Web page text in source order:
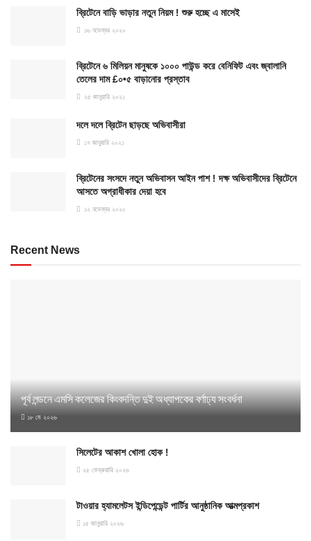
ব্রিটেনে বাড়ি ভাড়ার নতুন নিয়ম ! শুরু হচ্ছে এ মাসেই
১৬ নভেম্বর ২০২০
ব্রিটেনে ৬ মিলিয়ন মানুষকে ১০০০ পাউন্ড করে বেনিফিট এবং জ্বালানি
তেলের দাম £০•৫ বাড়ানোর প্রস্তাব
২৫ জানুয়ারি ২০২১
দলে দলে ব্রিটেন ছাড়ছে অভিবাসীরা
১৭ জানুয়ারি ২০২১
ব্রিটেনের সংসদে নতুন অভিবাসন আইন পাশ ! দক্ষ অভিবাসীদের ব্রিটেনে
আসতে অগ্রাধীকার দেয়া হবে
১২ নভেম্বর ২০২০
Recent News
পূর্ব লন্ডনে এমসি কলেজের কিংবদন্তি দুই অধ্যাপকের বর্ণাঢ্য সংবর্ধনা
১৮ মে ২০২৬
সিলেটের আকাশ খোলা হোক !
২৫ ফেব্রুয়ারি ২০২৬
টাওয়ার হ্যামলেটস ইন্ডিপেন্ডেন্ট পার্টির আনুষ্ঠানিক আত্মপ্রকাশ
১৫ জানুয়ারি ২০২৬